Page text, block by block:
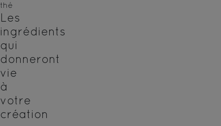
thé
Les
ingrédients
qui
donneront
vie
à
votre
création